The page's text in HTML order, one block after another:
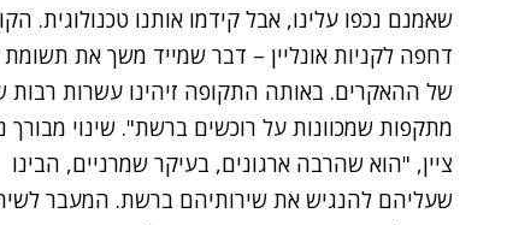
שאמנם נכפו עלינו, אבל קידמו אותנו טכנולוגית.
דחפה לקניות אונליין – דבר שמייד משך את תשומת
של ההאקרים. באותה התקופה זיהינו עשרות רבות
מתקפות שמכוונות על רוכשים ברשת". שינוי מבורך
ציין, "הוא שהרבה ארגונים, בעיקר שמרניים, הבינו
שעליהם להנגיש את שירותיהם ברשת. המעבר